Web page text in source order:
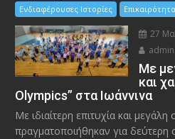
Ενδιαφέρουσες Ιστορίες Επικαιρότητα
27
Με
και
Olympics” στα Ιωάννινα
Με ιδιαίτερη επιτυχία και
πραγματοποιήθηκαν για δεύτερη